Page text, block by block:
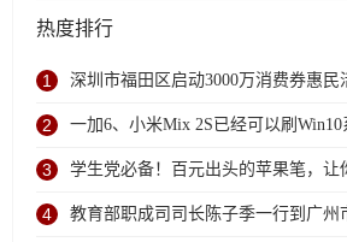
热度排行
1 深圳市福田区启动3000万消费券惠民
2 一加6、小米Mix 2S已经可以刷Win10
网友：安卓提不动刀了？
3 学生党必备！百元出头的苹果笔，让
iPad成为学习神器
4 教育部职成司司长陈子季一行到广州